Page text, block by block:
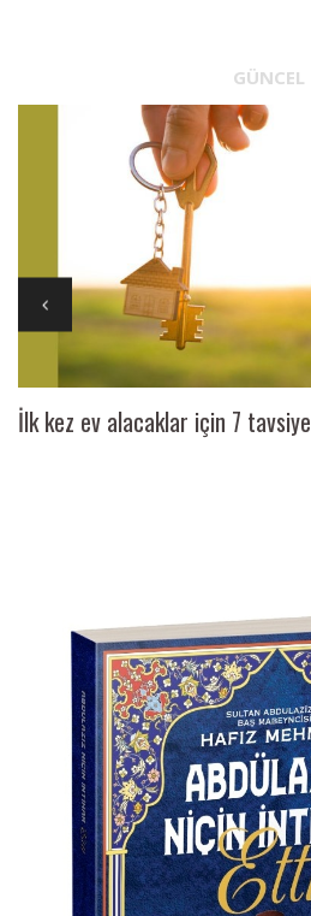
GÜNCEL
İlk kez ev alacaklar için 7 tavsiye